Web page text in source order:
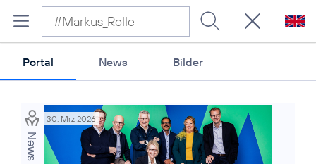
Portal News Bilder
News
30. Mrz 2026